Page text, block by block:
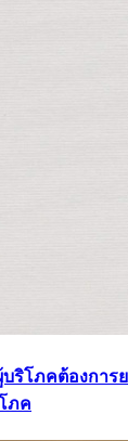
ริโภคต้องการ
ภค